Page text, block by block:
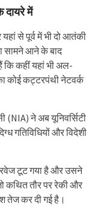
दायरे में
यहां से पूर्व में भी दो आतंकी
सामने आने के बाद
कहीं यहां भी अल-
कोई कट्टरपंथी नेटवर्क
(NIA) ने अब यूनिवर्सिटी
गतिविधियों और विदेशी
टूट गया है और उसने
कथित तौर पर रेकी और
तेज कर दी गई है।